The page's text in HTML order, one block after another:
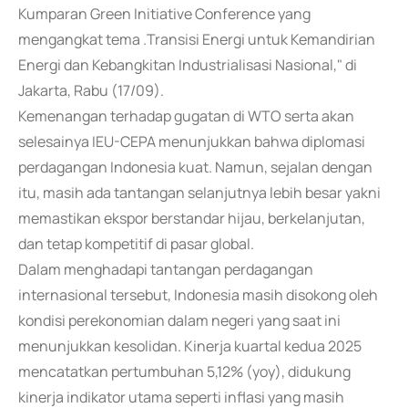
Kumparan Green Initiative Conference yang
mengangkat tema .Transisi Energi untuk Kemandirian
Energi dan Kebangkitan Industrialisasi Nasional," di
Jakarta, Rabu (17/09).
Kemenangan terhadap gugatan di WTO serta akan
selesainya IEU-CEPA menunjukkan bahwa diplomasi
perdagangan Indonesia kuat. Namun, sejalan dengan
itu, masih ada tantangan selanjutnya lebih besar yakni
memastikan ekspor berstandar hijau, berkelanjutan,
dan tetap kompetitif di pasar global.
Dalam menghadapi tantangan perdagangan
internasional tersebut, Indonesia masih disokong oleh
kondisi perekonomian dalam negeri yang saat ini
menunjukkan kesolidan. Kinerja kuartal kedua 2025
mencatatkan pertumbuhan 5,12% (yoy), didukung
kinerja indikator utama seperti inflasi yang masih